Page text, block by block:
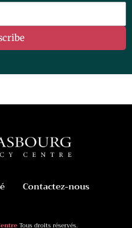
Contactez-nous
Tous droits réservés.